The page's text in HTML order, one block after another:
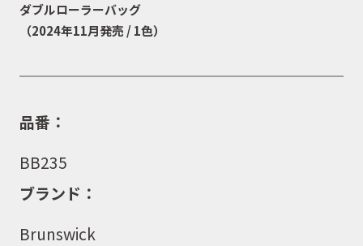
ダブルローラーバッグ
（2024年11月発売 / 1色）
品番：
BB235
ブランド：
Brunswick